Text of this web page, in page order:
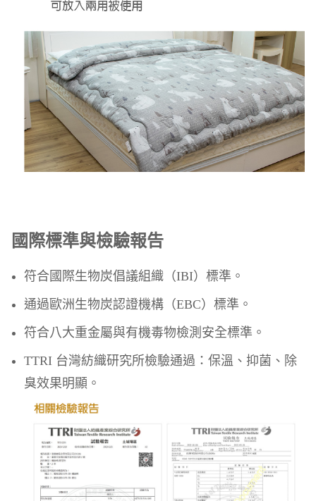
國際標準與檢驗報告
符合國際生物炭倡議組織（IBI）標準。
通過歐洲生物炭認證機構（EBC）標準。
符合八大重金屬與有機毒物檢測安全標準。
TTRI 台灣紡織研究所檢驗通過：保溫、抑菌、除
臭效果明顯。